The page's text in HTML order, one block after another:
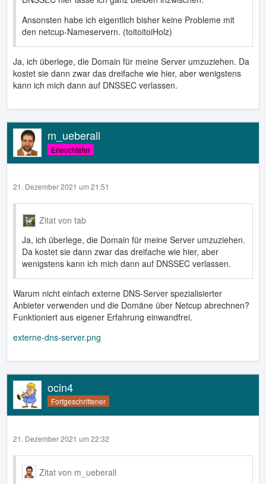
Ansonsten habe ich eigentlich bisher keine Probleme mit
den netcup-Nameservern. (toitoitoiHolz)
Ja, ich überlege, die Domain für meine Server umzuziehen. Da
kostet sie dann zwar das dreifache wie hier, aber wenigstens
kann ich mich dann auf DNSSEC verlassen.
m_ueberall
Erleuchteter
21. Dezember 2021 um 21:51
Zitat von tab
Ja, ich überlege, die Domain für meine Server umzuziehen.
Da kostet sie dann zwar das dreifache wie hier, aber
wenigstens kann ich mich dann auf DNSSEC verlassen.
Warum nicht einfach externe DNS-Server spezialisierter
Anbieter verwenden und die Domäne über Netcup abrechnen?
Funktioniert aus eigener Erfahrung einwandfrei.
externe-dns-server.png
ocin4
Fortgeschrittener
21. Dezember 2021 um 22:32
Zitat von m_ueberall